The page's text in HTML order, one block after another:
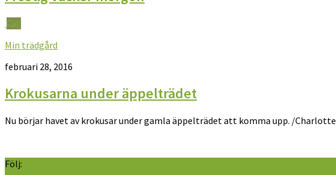
0
Min trädgård
februari 28, 2016
Krokusarna under äppelträdet
Nu börjar havet av krokusar under gamla äppelträdet att komma upp. /Charlotte
Följ: